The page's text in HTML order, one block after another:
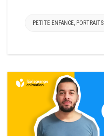
PETITE ENFANCE PORTRAITS